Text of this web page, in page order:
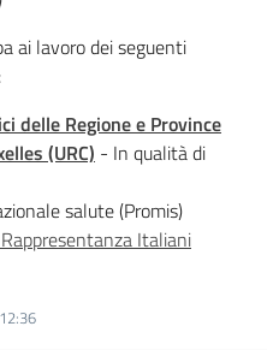
ai lavoro dei seguenti
:
delle Regione e Province
(URC) - In qualità di
salute (Promis)
Italiani